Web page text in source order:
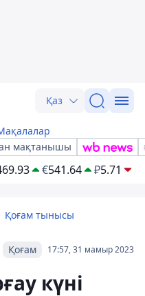
Қаз
мақтанышы
€541.64 ₽5.71
Қоғам тынысы
17:57, 31 мамыр 2023
Қоғам
күні